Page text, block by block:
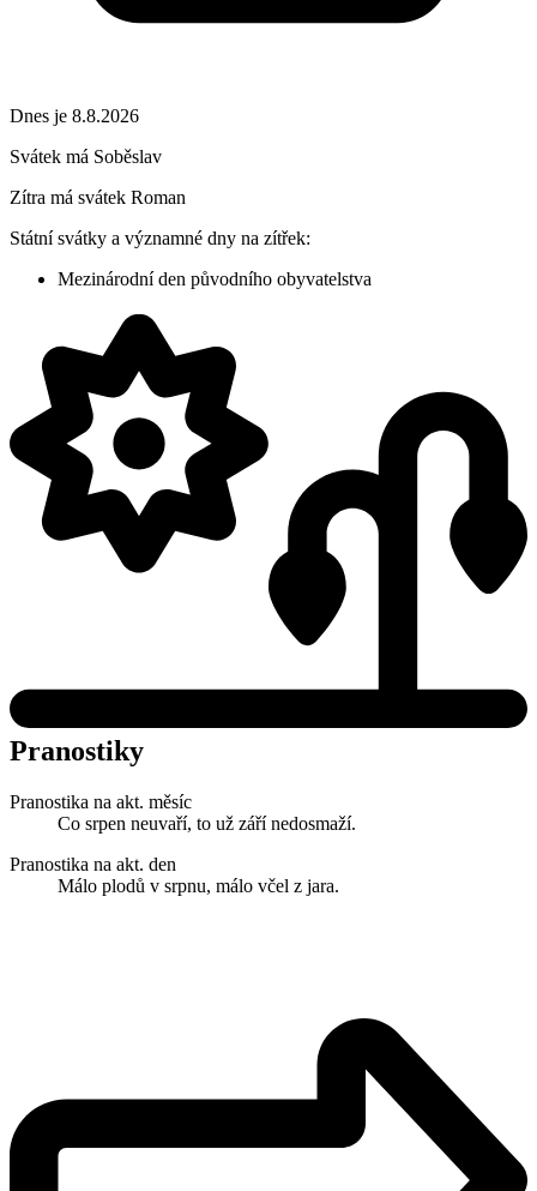
Dnes je 8.8.2026
Svátek má Soběslav
Zítra má svátek Roman
Státní svátky a významné dny na zítřek:
Mezinárodní den původního obyvatelstva
Pranostiky
Pranostika na akt. měsíc
Co srpen neuvaří, to už září nedosmaží.
Pranostika na akt. den
Málo plodů v srpnu, málo včel z jara.